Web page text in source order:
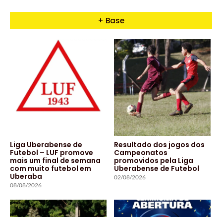
+ Base
Liga Uberabense de
Futebol – LUF promove
mais um final de semana
com muito futebol em
Uberaba
08/08/2026
Resultado dos jogos dos
Campeonatos
promovidos pela Liga
Uberabense de Futebol
02/08/2026